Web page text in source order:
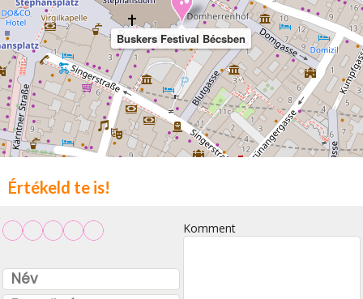
Buskers Festival Bécsben
Értékeld te is!
Komment